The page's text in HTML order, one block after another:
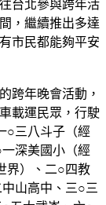
台北參與跨年活
，繼續推出多達
市民都能夠平安
跨年晚會活動，
載運民眾，行駛
○三八斗子（經
深美國小（經
界）、二○四教
山高中、三○三